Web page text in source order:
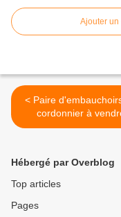
Ajouter un
< Paire d'embauchoirs de
cordonnier à
Hébergé par Overblog
Top articles
Pages